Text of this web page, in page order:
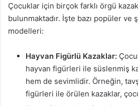
Çocuklar için birçok farklı örgü
bulunmaktadır. İşte bazı popüler ve
modelleri:
Hayvan Figürlü Kazaklar:
hayvan figürleri ile süslenmiş
hem de sevimlidir. Örneğin,
figürleri ile örülen kazaklar,